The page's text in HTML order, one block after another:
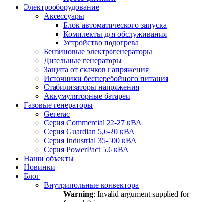
Электрооборудование
Аксессуары
Блок автоматического запуска
Комплекты для обслуживания
Устройство подогрева
Бензиновые электрогенераторы
Дизельные генераторы
Защита от скачков напряжения
Источники бесперебойного питания
Стабилизаторы напряжения
Аккумуляторные батареи
Газовые генераторы
Generac
Серия Commercial 22-27 кВА
Серия Guardian 5,6-20 кВА
Серия Industrial 35-500 кВА
Серия PowerPact 5.6 кВА
Наши объекты
Новинки
Блог
Внутрипольные конвектора
Warning: Invalid argument supplied for